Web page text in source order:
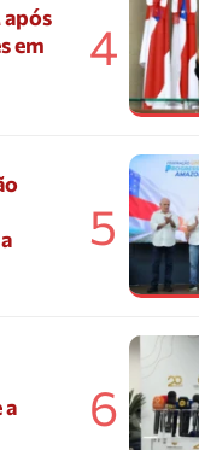
em
a
4
5
6